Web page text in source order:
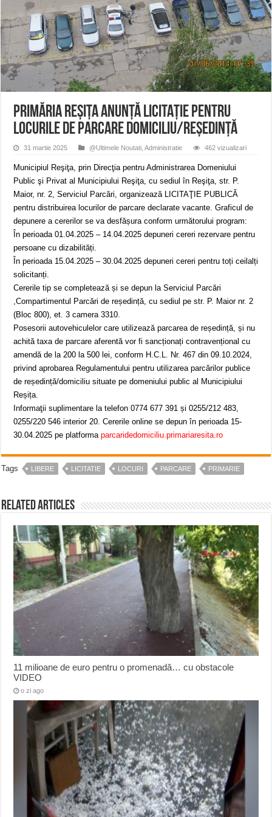
ANUNȚ OPRIRE APĂ în Reșița – avarie – 04.08.2026 – str. Văliugului și
ANUNŢ OPRIRE APĂ în CARANSEBEȘ – 04.08.2026 – avarie – Calea
PRIMĂRIA REȘIȚA ANUNŢĂ LICITAŢIE pentru
locurile de parcare domiciliu/reşedinţă
31 martie 2025 @Ultimele Noutati ,Administratie 462 vizualizari
Municipiul Reşiţa, prin Direcţia pentru Administrarea Domeniului
Public şi Privat al Municipiului Reşiţa, cu sediul în Reşiţa, str. P.
Maior, nr. 2, Serviciul Parcări, organizează LICITAŢIE PUBLICĂ
pentru distribuirea locurilor de parcare declarate vacante. Graficul de
depunere a cererilor se va desfășura conform următorului program:
În perioada 01.04.2025 – 14.04.2025 depuneri cereri rezervare pentru
persoane cu dizabilități.
În perioada 15.04.2025 – 30.04.2025 depuneri cereri pentru toți ceilalți
solicitanți.
Cererile tip se completează și se depun la Serviciul Parcări
,Compartimentul Parcări de reședință, cu sediul pe str. P. Maior nr. 2
(Bloc 800), et. 3 camera 3310.
Posesorii autovehiculelor care utilizează parcarea de reședință, și nu
achită taxa de parcare aferentă vor fi sancționați contravențional cu
amendă de la 200 la 500 lei, conform H.C.L. Nr. 467 din 09.10.2024,
privind aprobarea Regulamentului pentru utilizarea parcărilor publice
de reședință/domiciliu situate pe domeniului public al Municipiului
Reșița.
Informaţii suplimentare la telefon 0774 677 391 și 0255/212 483,
0255/220 546 interior 20. Cererile online se depun în perioada 15-
30.04.2025 pe platformaparcaridedomiciliu.primariaresita.ro
Tags LIBERE LICITATIE LOCURI PARCARE PRIMARIE
Related Articles
11 milioane de euro pentru o promenadă… cu obstacole
VIDEO
o zi ago